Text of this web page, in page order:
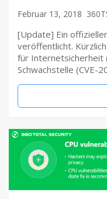
Februar 13, 2018
[Update] Ein
veröffentlicht.
für Internetsicherheit
Schwachstelle (CVE-